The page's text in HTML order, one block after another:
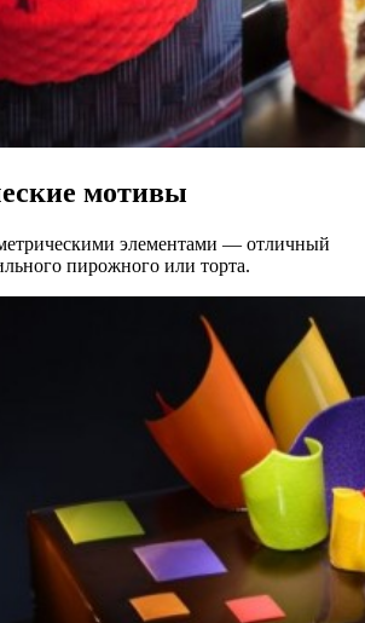
мотивы
элементами — отличный
пирожного или торта.